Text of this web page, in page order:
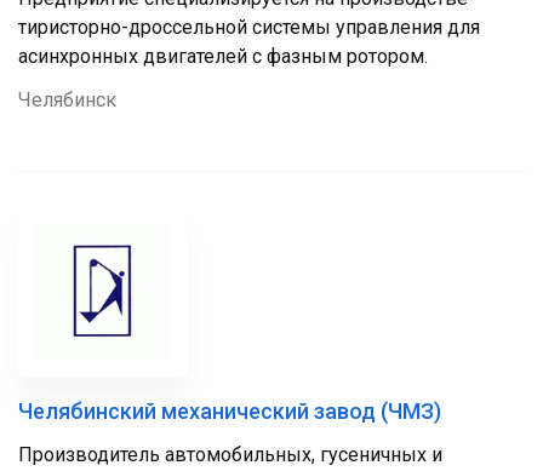
тиристорно-дроссельной системы управления для
асинхронных двигателей с фазным ротором.
Челябинск
Челябинский механический завод (ЧМЗ)
Производитель автомобильных, гусеничных и